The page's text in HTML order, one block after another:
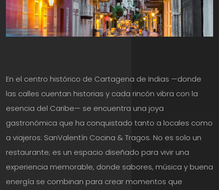
En el centro histórico de Cartagena de Indias —donde
las calles cuentan historias y cada rincón vibra con la
esencia del Caribe— se encuentra una joya
gastronómica que ha conquistado tanto a locales como
a viajeros: SanValentín Cocina & Tragos. No es solo un
restaurante; es un espacio diseñado para vivir una
experiencia memorable, donde sabores, música y buena
energía se combinan para crear momentos que